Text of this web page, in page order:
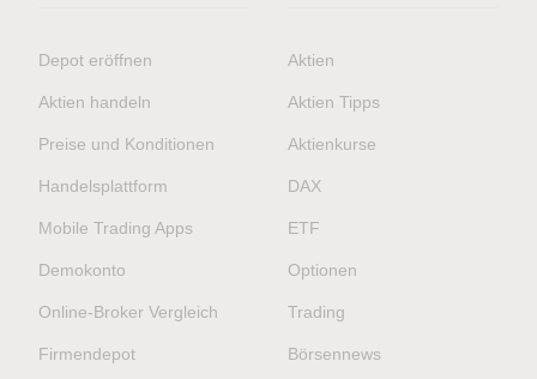
Depot eröffnen
Aktien handeln
Preise und Konditionen
Handelsplattform
Mobile Trading Apps
Demokonto
Online-Broker Vergleich
Firmendepot
Aktien
Aktien Tipps
Aktienkurse
DAX
ETF
Optionen
Trading
Börsennews